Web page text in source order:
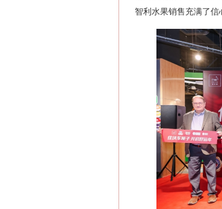
智利水果销售充满了信